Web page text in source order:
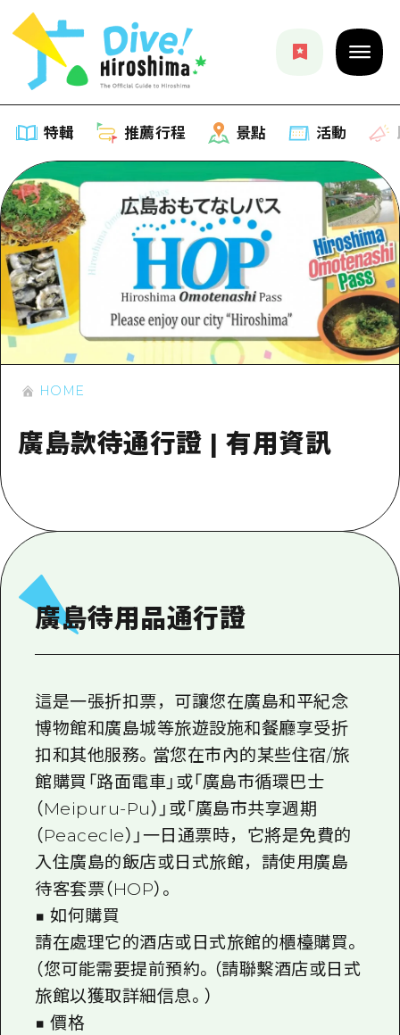
特輯 推薦行程 景點 活動
特輯
列表
推薦
藝術
活動·廟會
騎自行車
夜晚生活
學習·體驗
治癒
自然
推薦行程
列表
Dive! Hiroshima 官方向導
廣島隨意旅行
安芸
東山口
短途旅行
半天
一日遊
1晚2天
2晚3天
景點
列表
答對了
藝北
愛媛
活動
有用的信息
設施擁堵
廣島好客通行證
廣島免費 Wi-Fi
面向外國遊客的街角旅遊信息中心
志願者指南
廣島視頻
常見問題
照片下載
災難發生期間的交通資訊
廣島縣觀光宣傳冊
新聞
HOME
廣島款待通行證 | 有用資訊
廣島待用品通行證
這是一張折扣票，可讓您在廣島和平紀念
博物館和廣島城等旅遊設施和餐廳享受折
扣和其他服務。當您在市內的某些住宿/旅
館購買「路面電車」或「廣島市循環巴士
（Meipuru-Pu）」或「廣島市共享週期
（Peacecle）」一日通票時，它將是免費的
入住廣島的飯店或日式旅館，請使用廣島
待客套票（HOP）。
■ 如何購買
請在處理它的酒店或日式旅館的櫃檯購買。
（您可能需要提前預約。（請聯繫酒店或日式
旅館以獲取詳細信息。）
■ 價格